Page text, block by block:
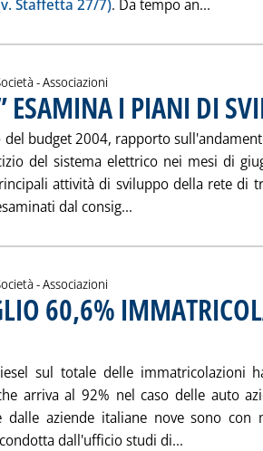
Staffetta 27/7). Da tempo an...
- Associazioni
ESAMINA I PIANI DI
del budget 2004, rapporto
del sistema elettrico nei mesi di
attività di sviluppo della rete di
dal consig...
- Associazioni
60,6%
alle 15.18.
sul totale delle immatricolazioni
arriva al 92% nel caso delle auto
dalle aziende italiane nove sono con
dall'ufficio studi di...